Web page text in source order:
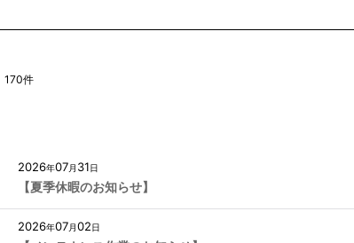
170件
2026年07月 31日
【夏季休暇のお知らせ】
2026年07月02日